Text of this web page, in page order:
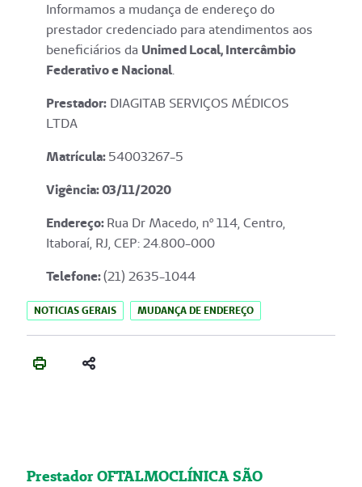
Informamos a mudança de endereço do
prestador credenciado para atendimentos aos
beneficiários da Unimed Local, Intercâmbio
Federativo e Nacional.
Prestador: DIAGITAB SERVIÇOS MÉDICOS
LTDA
Matrícula:54003267-5
Vigência: 03/11/2020
Endereço:Rua Dr Macedo, nº 114, Centro,
Itaboraí, RJ, CEP: 24.800-000
Telefone:(21) 2635-1044
NOTICIAS GERAIS MUDANÇA DE ENDEREÇO
Prestador OFTALMOCLÍNICA SÃO